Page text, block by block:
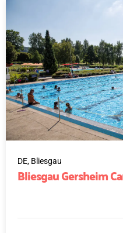
DE, Bliesgau
Bliesgau Gersheim